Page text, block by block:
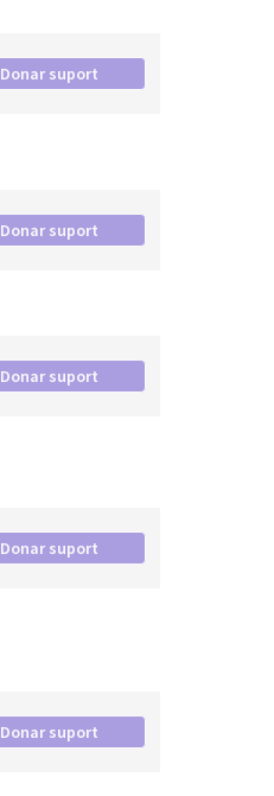
Donar suport
Donar suport
Donar suport
Donar suport
Donar suport